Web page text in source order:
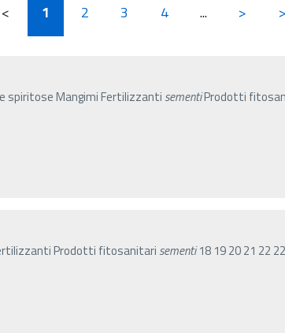
< 1 2 3 4 ... >
spiritose Mangimi Fertilizzanti sementiProdotti
Prodotti fitosanitari sementi18 19 20 21 22